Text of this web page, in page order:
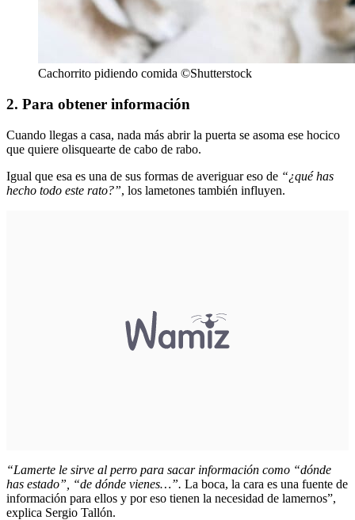
Cachorrito pidiendo comida ©Shutterstock
2. Para obtener información
Cuando llegas a casa, nada más abrir la puerta se asoma ese hocico
que quiere olisquearte de cabo de rabo.
Igual que esa es una de sus formas de averiguar eso de “¿qué has
hecho todo este rato?”, los lametones también influyen.
“Lamerte le sirve al perro para sacar información como “dónde
has estado”, “de dónde vienes…”. La boca, la cara es una fuente de
información para ellos y por eso tienen la necesidad de lamernos”,
explica Sergio Tallón.